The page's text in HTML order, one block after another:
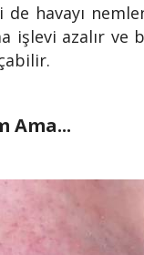
de havayı
işlevi azalır
Ama...